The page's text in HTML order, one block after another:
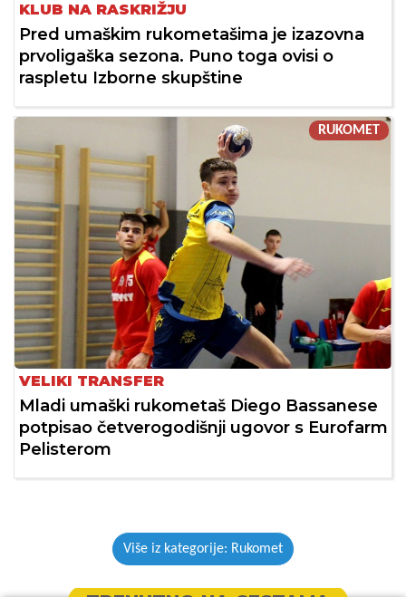
KLUB NA RASKRIŽJU
Pred umaškim rukometašima je izazovna
prvoligaška sezona. Puno toga ovisi o
raspletu Izborne skupštine
RUKOMET
VELIKI TRANSFER
Mladi umaški rukometaš Diego Bassanese
potpisao četverogodišnji ugovor s Eurofarm
Pelisterom
Više iz kategorije: Rukomet